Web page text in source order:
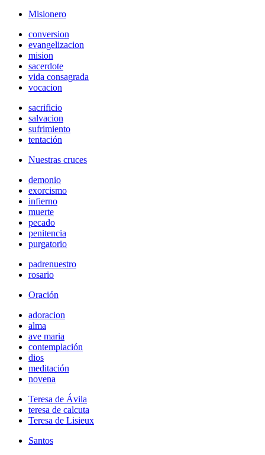
Misionero
conversion
evangelizacion
mision
sacerdote
vida consagrada
vocacion
sacrificio
salvacion
sufrimiento
tentación
Nuestras cruces
demonio
exorcismo
infierno
muerte
pecado
penitencia
purgatorio
padrenuestro
rosario
Oración
adoracion
alma
ave maria
contemplación
dios
meditación
novena
Teresa de Ávila
teresa de calcuta
Teresa de Lisieux
Santos